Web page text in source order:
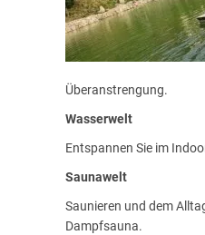
Überanstrengung.
Wasserwelt
Entspannen Sie im
Saunawelt
Saunieren und dem
Dampfsauna.